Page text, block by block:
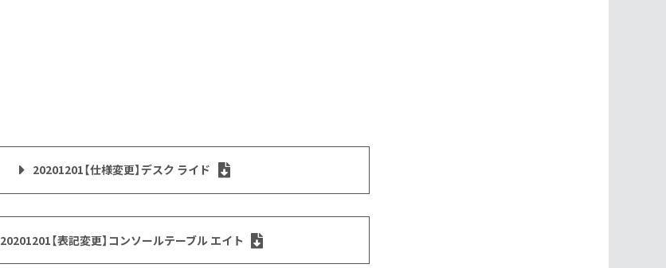
20201201【仕様変更】デスク ライド
20201201【表記変更】コンソールテーブル エイト